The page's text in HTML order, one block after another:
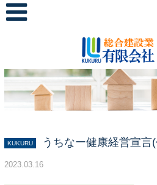
KUKURU うちなー健康経営宣言
2023.03.16